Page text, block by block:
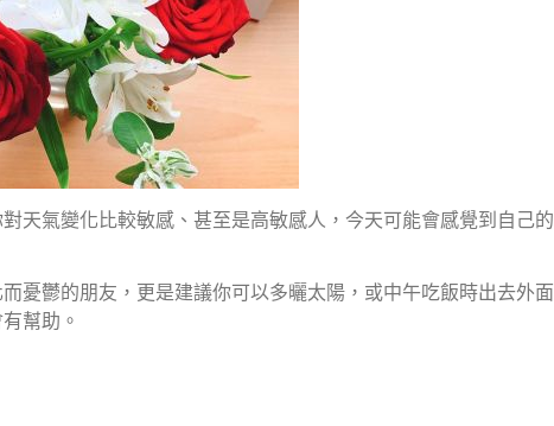
天氣變化比較敏感、甚至是高敏感人，今天可能會感覺到自己的
憂鬱的朋友，更是建議你可以多曬太陽，或中午吃飯時出去外面
幫助。